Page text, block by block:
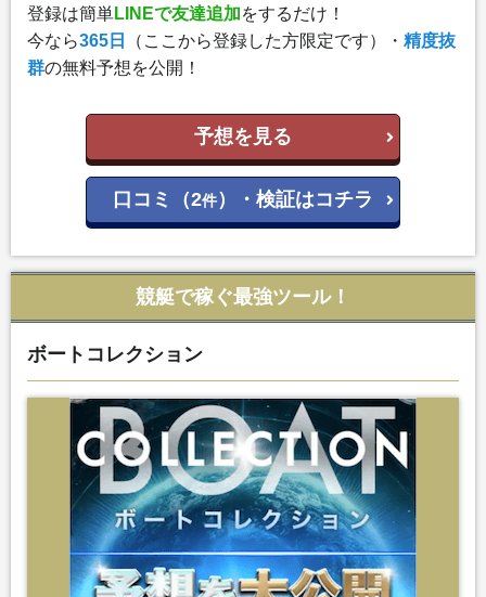
登録は簡単LINEで友達追加をするだけ！
今なら365日 （ここから登録した方限定です）・ 精度抜
群の無料予想を公開！
予想を見る
口コミ（2件）・検証はコチラ
競艇で稼ぐ最強ツール！
ボートコレクション